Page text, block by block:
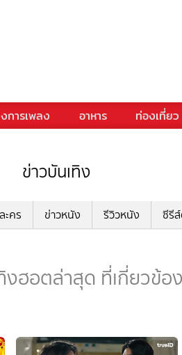
การเพลง อาหาร ท่องเที่ยว
ข่าวบันเทิง
ะคร ข่าวหนัง รีวิวหนัง ซีรี
งฮอตล่าสุด ที่เกี่ยวข้อ